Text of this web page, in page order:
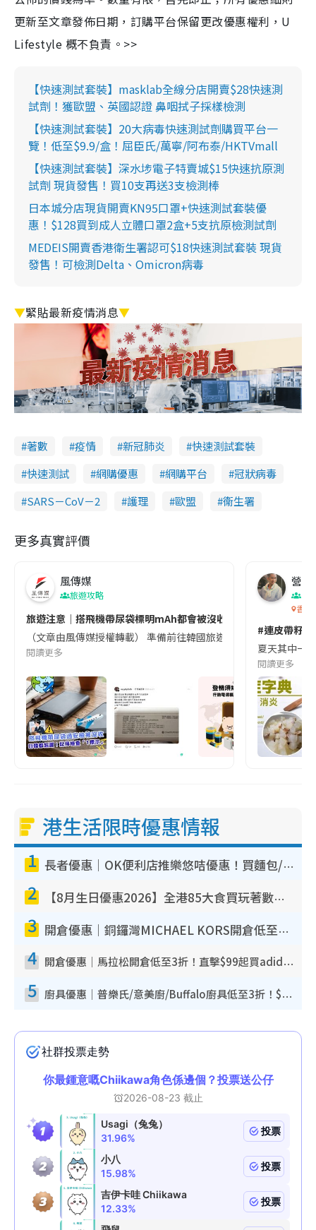
更新至文章發佈日期，訂購平台保留更改優惠權利，U
Lifestyle 概不負責。>>
【快速測試套裝】masklab全線分店開賣$28快速測
試劑！獲歐盟、英國認證 鼻咽拭子採樣檢測
【快速測試套裝】20大病毒快速測試劑購買平台一
覽！低至$9.9/盒！屈臣氏/萬寧/阿布泰/HKTVmall
【快速測試套裝】深水埗電子特賣城$15快速抗原測
試劑 現貨發售！買10支再送3支檢測棒
日本城分店現貨開賣KN95口罩+快速測試套裝優
惠！$128買到成人立體口罩2盒+5支抗原檢測試劑
MEDEIS開賣香港衛生署認可$18快速測試套裝 現貨
發售！可檢測Delta、Omicron病毒
▼緊貼最新疫情消息▼
著數 疫情 新冠肺炎
快速測試套裝
快速測試
網購優惠 網購平台
冠狀病毒
SARS－CoV－2
護理 歐盟 衞生署
更多真實評價
風傳媒
旅遊攻略
旅遊注意｜搭飛機帶尿袋標明mAh都會被沒收😱出發前切記檢查
（文章由風傳媒授權轉載） 準備前往韓國旅遊的民眾，近期要
閱讀更多
營養
香港
#連皮帶籽
夏天其中一
閱讀更多
港生活限時優惠情報
1 長者優惠｜OK便利店推樂悠咭優惠！買麵包/牛奶/保健品拍卡即減
2 【8月生日優惠2026】全港85大食買玩著數攻略 自助餐/火鍋放題同行免費＋誠品/DONKI送現金券
3 開倉優惠｜銅鑼灣MICHAEL KORS開倉低至17折！直擊$500起買手袋/銀包/鞋款 必買經典Jet Set系列
4 開倉優惠｜馬拉松開倉低至3折！直擊$99起買adidas／New Balance／Puma鞋款 STANLEY保溫杯劈價至$119起
5 廚具優惠｜普樂氏/意美廚/Buffalo廚具低至3折！$89起買煎鍋／炒鑊／個人鍋 同場小家電激減至$99起